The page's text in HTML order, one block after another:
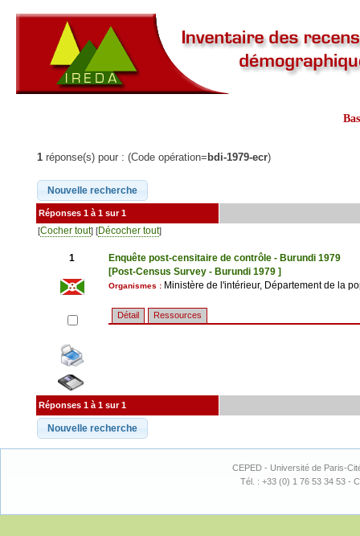
1 réponse(s) pour : (Code opération= bdi-1979-ecr)
Réponses 1 à 1 sur 1
[Cocher tout] [Décocher tout]
1
Enquête post-censitaire de contrôle - Burundi 1979
[Post-Census Survey - Burundi 1979 ]
Organismes : Ministère de l'intérieur, Département de la
Détail Ressources
Réponses 1 à 1 sur 1
CEPED - Université de Paris-
Tél. : +33 (0) 1 76 53 34 53 -